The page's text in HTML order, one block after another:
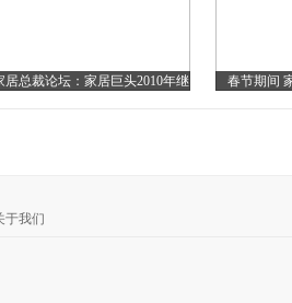
居总裁论坛：家居巨头2010年继
春节期间
于我们